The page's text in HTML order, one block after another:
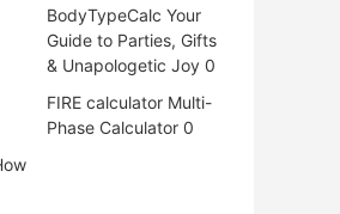
BodyTypeCalc Your
Guide to Parties, Gifts
& Unapologetic Joy 0
FIRE calculator Multi-
Phase Calculator 0